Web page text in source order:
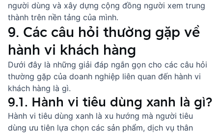
người dùng và xây dựng cộng đồng người xem trung
thành trên nền tảng của mình.
9. Các câu hỏi thường gặp về
hành vi khách hàng
Dưới đây là những giải đáp ngắn gọn cho các câu hỏi
thường gặp của doanh nghiệp liên quan đến hành vi
khách hàng là gì.
9.1. Hành vi tiêu dùng xanh là gì?
Hành vi tiêu dùng xanh là xu hướng mà người tiêu
dùng ưu tiên lựa chọn các sản phẩm, dịch vụ thân